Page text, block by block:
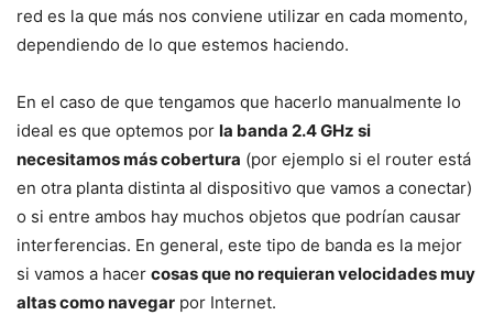
red es la que más nos conviene utilizar en cada momento,
dependiendo de lo que estemos haciendo.
En el caso de que tengamos que hacerlo manualmente lo
ideal es que optemos por la banda 2.4 GHz si
necesitamos más cobertura (por ejemplo si el router está
en otra planta distinta al dispositivo que vamos a conectar)
o si entre ambos hay muchos objetos que podrían causar
interferencias. En general, este tipo de banda es la mejor
si vamos a hacer cosas que no requieran velocidades muy
altas como navegar por Internet.